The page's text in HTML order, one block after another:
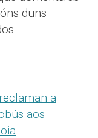
duns
a
aos
.